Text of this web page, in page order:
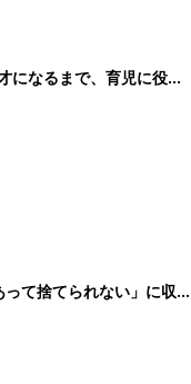
なるまで、育児に役立
て捨てられない」に収納